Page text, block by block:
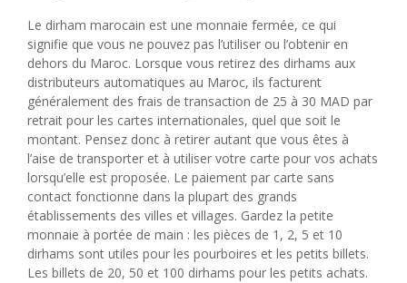
Le dirham marocain est une monnaie fermée, ce qui
signifie que vous ne pouvez pas l’utiliser ou l’obtenir en
dehors du Maroc. Lorsque vous retirez des dirhams aux
distributeurs automatiques au Maroc, ils facturent
généralement des frais de transaction de 25 à 30 MAD par
retrait pour les cartes internationales, quel que soit le
montant. Pensez donc à retirer autant que vous êtes à
l’aise de transporter et à utiliser votre carte pour vos achats
lorsqu’elle est proposée. Le paiement par carte sans
contact fonctionne dans la plupart des grands
établissements des villes et villages. Gardez la petite
monnaie à portée de main : les pièces de 1, 2, 5 et 10
dirhams sont utiles pour les pourboires et les petits billets.
Les billets de 20, 50 et 100 dirhams pour les petits achats.